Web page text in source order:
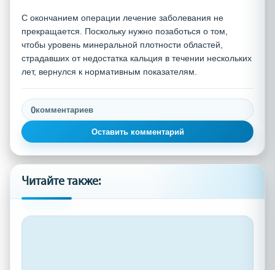
С окончанием операции лечение заболевания не
прекращается. Поскольку нужно позаботься о том,
чтобы уровень минеральной плотности областей,
страдавших от недостатка кальция в течении нескольких
лет, вернулся к нормативным показателям.
0комментариев
Оставить комментарий
Читайте также: